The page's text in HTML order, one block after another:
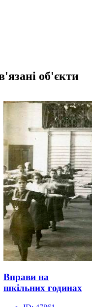
об'єкти
Вправи на
шкільних годинах